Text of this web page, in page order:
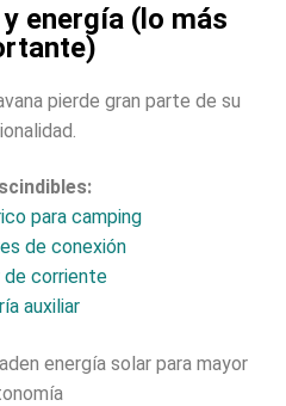
energía (lo más
pierde gran parte de su
para camping
de conexión
de corriente
auxiliar
energía solar para mayor